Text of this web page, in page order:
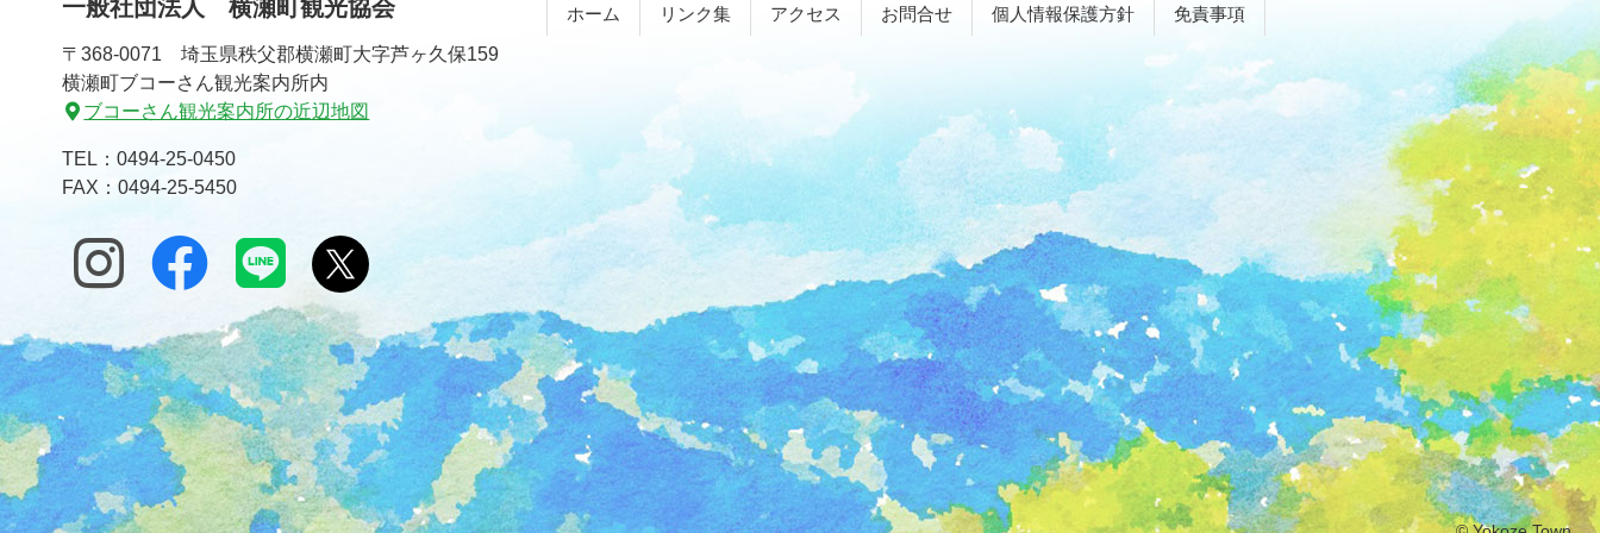
の
頭
へ
戻
る
戻
一般社団法人 横瀬町観光協会
〒368-0071 埼玉県秩父郡横瀬町大字芦ヶ久保159
横瀬町ブコーさん観光案内所内
ブコーさん観光案内所の近辺地図
TEL： 0494-25-0450
FAX：0494-25-5450
ホーム リンク集 アクセス お問合せ 個人情報保護方針 免責事項